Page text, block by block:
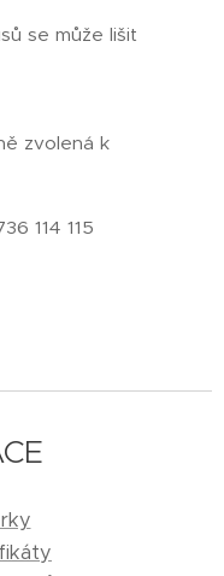
se může lišit
zvolená k
114 115